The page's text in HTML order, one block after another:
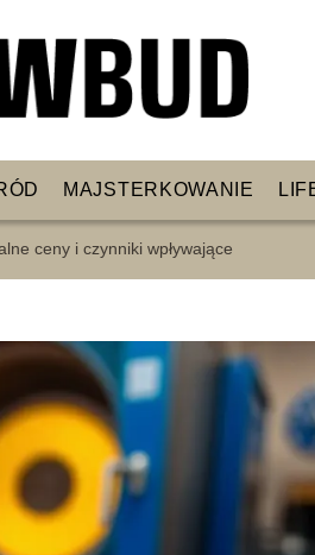
MAJSTERKOWANIE
ceny i czynniki wpływające